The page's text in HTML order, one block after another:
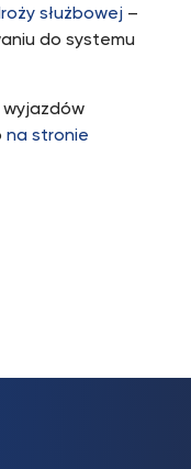
służbowej –
do systemu
wyjazdów
na stronie